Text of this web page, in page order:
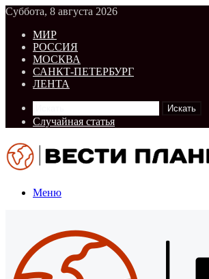
Суббота, 8 августа 2026
МИР
РОССИЯ
МОСКВА
САНКТ-ПЕТЕРБУРГ
ЛЕНТА
Искать
Случайная статья
Меню